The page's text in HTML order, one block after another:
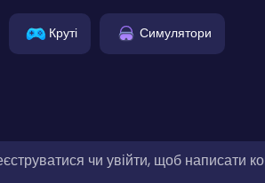
Круті Симулятори
чи увійти, щоб написати